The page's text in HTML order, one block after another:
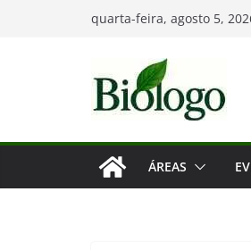
quarta-feira, agosto 5,
ÁREAS